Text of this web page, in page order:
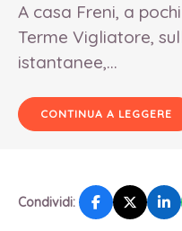
A casa Freni, a
Terme Vigliatore,
istantanee,...
CONTINUA A LEGGERE
Condividi: